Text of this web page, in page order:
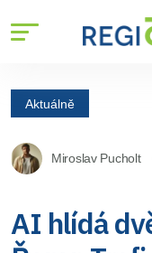
Aktuálně
Miroslav Pucholt
AI hlídá